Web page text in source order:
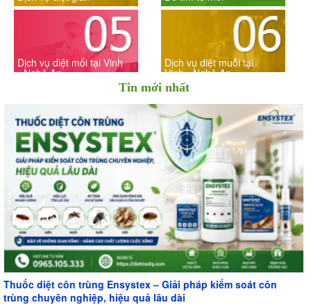
Dịch vụ diệt mối tại Vinh
- Nghệ An
Dịch vụ diệt muỗi tại
Vinh - Nghệ An
Tin mới nhất
Thuốc diệt côn trùng Ensystex – Giải pháp kiểm soát côn
trùng chuyên nghiệp, hiệu quả lâu dài